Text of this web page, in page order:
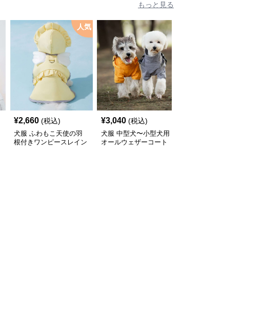
もっと見る
人気
¥2,660 (税込)
犬服 ふわもこ天使の羽
根付きワンピースレイン
¥3,040 (税込)
犬服 中型犬〜小型犬用
オールウェザーコート